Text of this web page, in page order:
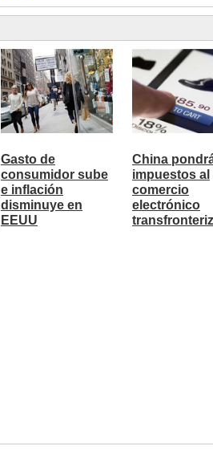
Gasto de
consumidor sube
e inflación
disminuye en
EEUU
China
impuestos al
comercio
electrónico